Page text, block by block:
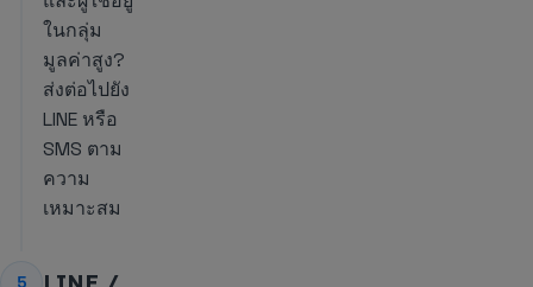
ในกลุ่ม
มูลค่าสูง?
ส่งต่อไปยัง
LINE หรือ
SMS ตาม
ความ
เหมาะสม
5